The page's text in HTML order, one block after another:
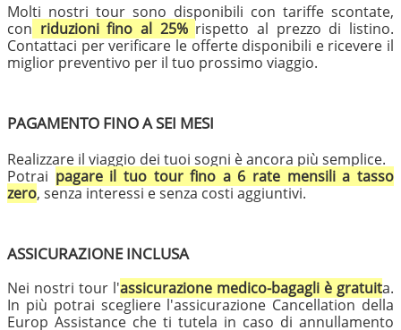
Molti nostri tour sono disponibili con tariffe scontate,
con riduzioni fino al 25% rispetto al prezzo di listino.
Contattaci per verificare le offerte disponibili e ricevere il
miglior preventivo per il tuo prossimo viaggio.
PAGAMENTO FINO A SEI MESI
Realizzare il viaggio dei tuoi sogni è ancora più semplice.
Potrai pagare il tuo tour fino a 6 rate mensili a tasso
zero, senza interessi e senza costi aggiuntivi.
ASSICURAZIONE INCLUSA
Nei nostri tour l'assicurazione medico-bagagli è gratuita.
In più potrai scegliere l'assicurazione Cancellation della
Europ Assistance che ti tutela in caso di annullamento